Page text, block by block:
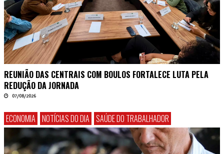
REUNIÃO DAS CENTRAIS COM BOULOS FORTALECE LUTA PELA
REDUÇÃO DA JORNADA
07/08/2026
ECONOMIA NOTÍCIAS DO DIA SAÚDE DO TRABALHADOR